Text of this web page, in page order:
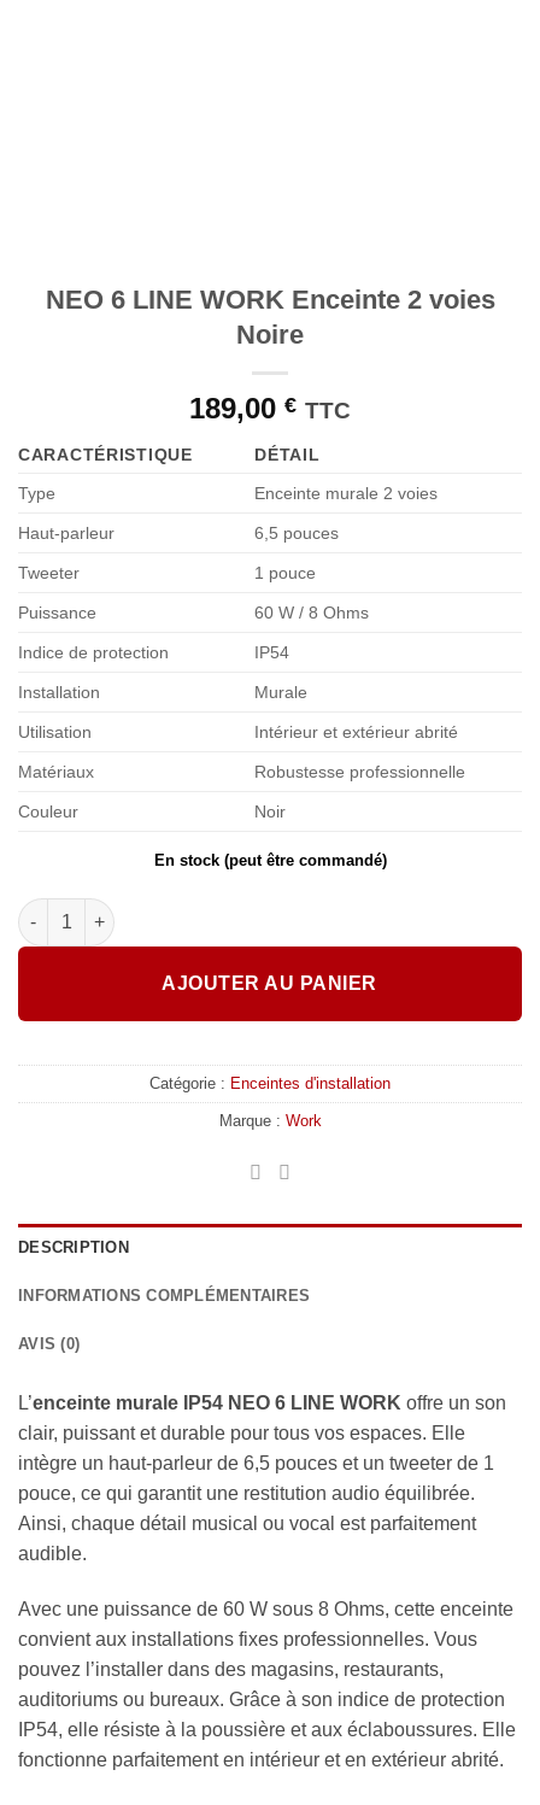
NEO 6 LINE WORK Enceinte 2 voies
Noire
189,00 € TTC
CARACTÉRISTIQUE
DÉTAIL
Type
Enceinte murale 2 voies
Haut-parleur 6,5 pouces
Tweeter 1 pouce
Puissance 60 W / 8 Ohms
Indice de protection IP54
Installation Murale
Utilisation Intérieur et extérieur abrité
Matériaux Robustesse professionnelle
Couleur Noir
En stock (peut être commandé)
quantité de NEO 6 LINE WORK Enceinte 2 voies Noire
AJOUTER AU PANIER
Catégorie : Enceintes d'installation
Marque : Work
DESCRIPTION
INFORMATIONS COMPLÉMENTAIRES
AVIS (0)
L’enceinte murale IP54 NEO 6 LINE WORK offre un son
clair, puissant et durable pour tous vos espaces. Elle
intègre un haut-parleur de 6,5 pouces et un tweeter de 1
pouce, ce qui garantit une restitution audio équilibrée.
Ainsi, chaque détail musical ou vocal est parfaitement
audible.
Avec une puissance de 60 W sous 8 Ohms, cette enceinte
convient aux installations fixes professionnelles. Vous
pouvez l’installer dans des magasins, restaurants,
auditoriums ou bureaux. Grâce à son indice de protection
IP54, elle résiste à la poussière et aux éclaboussures. Elle
fonctionne parfaitement en intérieur et en extérieur abrité.